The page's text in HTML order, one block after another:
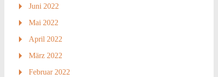
Juni 2022
Mai 2022
April 2022
März 2022
Februar 2022